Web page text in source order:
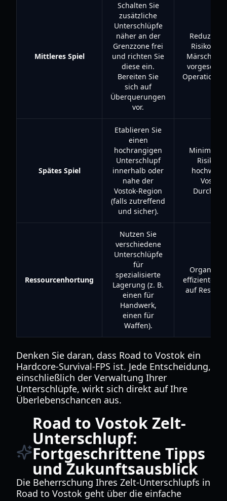
Mittleres Spiel
Schalten Sie
zusätzliche
Unterschlüpfe
näher an der
Grenzzone frei
und richten Sie
diese ein.
Bereiten Sie
sich auf
Überquerungen
vor.
Reduziert
Risiko
Märsche,
Spätes Spiel
Etablieren Sie
einen
hochrangigen
Unterschlupf
innerhalb oder
nahe der
Vostok-Region
(falls zutreffend
und sicher).
Minimiert
Risiko
Vostok-
Ressourcenhortung
Nutzen Sie
verschiedene
Unterschlüpfe
für
spezialisierte
Lagerung (z. B.
einen für
Handwerk,
einen für
Waffen).
effizienter
auf
Denken Sie daran, dass Road to Vostok ein
Hardcore-Survival-FPS ist. Jede Entscheidung,
einschließlich der Verwaltung Ihrer
Unterschlüpfe, wirkt sich direkt auf Ihre
Überlebenschancen aus.
Road to Vostok Zelt-
Unterschlupf:
Fortgeschrittene Tipps
und Zukunftsausblick
Die Beherrschung Ihres Zelt-Unterschlupfs in
Road to Vostok geht über die einfache